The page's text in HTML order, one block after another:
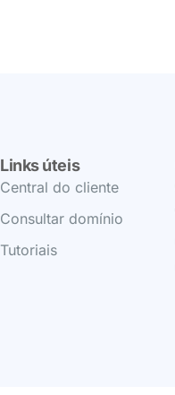
Links úteis
Central do cliente
Consultar domínio
Tutoriais